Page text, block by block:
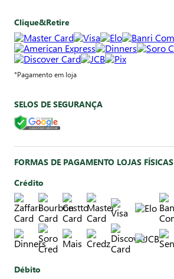
Clique&Retire
*Pagamento em loja
SELOS DE SEGURANÇA
FORMAS DE PAGAMENTO LOJAS FÍSICAS
Crédito
Débito